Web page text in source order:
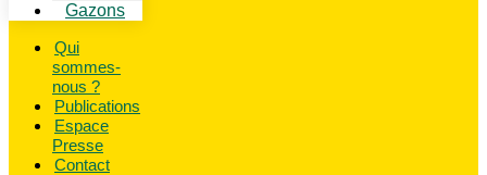
Gazons
Qui
sommes-
nous ?
Publications
Espace
Presse
Contact